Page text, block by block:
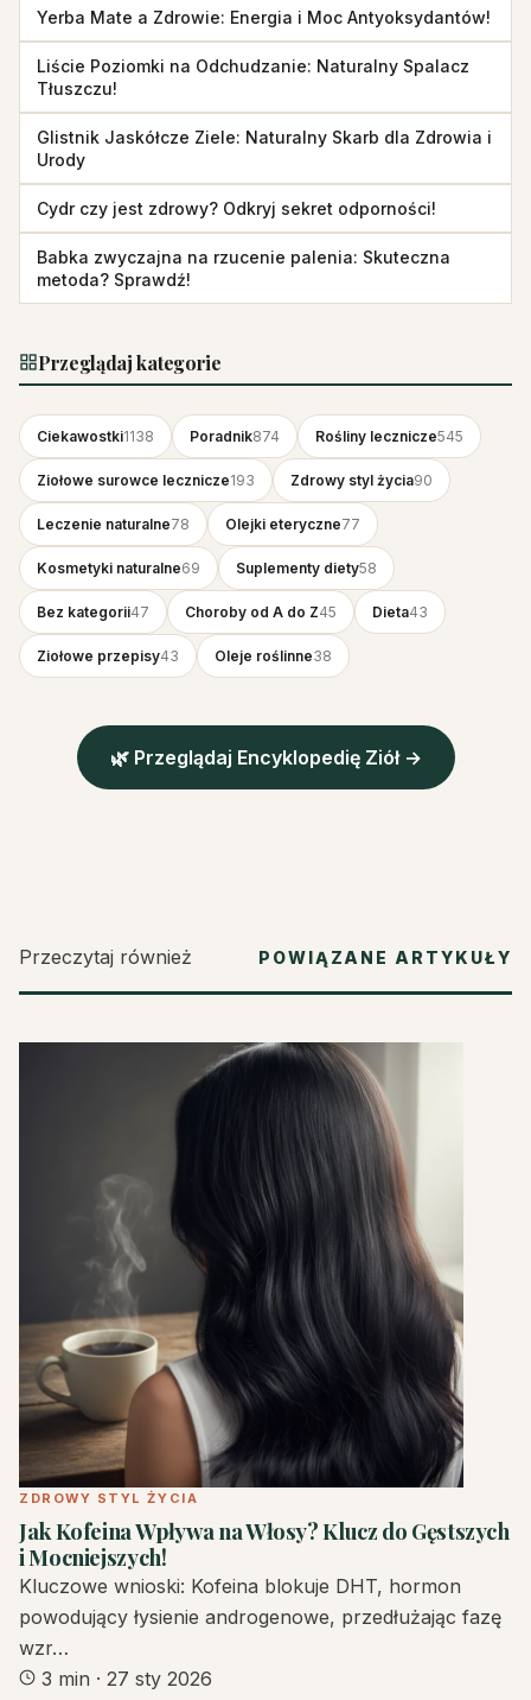
Yerba Mate a Zdrowie: Energia i Moc Antyoksydantów!
Liście Poziomki na Odchudzanie: Naturalny Spalacz
Tłuszczu!
Glistnik Jaskółcze Ziele: Naturalny Skarb dla Zdrowia i
Urody
Cydr czy jest zdrowy? Odkryj sekret odporności!
Babka zwyczajna na rzucenie palenia: Skuteczna
metoda? Sprawdź!
Przeglądaj kategorie
Ciekawostki1138 Poradnik874 Rośliny lecznicze545
Ziołowe surowce lecznicze193 Zdrowy styl życia90
Leczenie naturalne78 Olejki eteryczne77
Kosmetyki naturalne69 Suplementy diety58
Bez kategorii47 Choroby od A do Z45 Dieta43
Ziołowe przepisy43 Oleje roślinne38
🌿 Przeglądaj Encyklopedię Ziół →
Przeczytaj również POWIĄZANE ARTYKUŁY
ZDROWY STYL ŻYCIA
Jak Kofeina Wpływa na Włosy? Klucz do Gęstszych
i Mocniejszych!
Kluczowe wnioski: Kofeina blokuje DHT, hormon
powodujący łysienie androgenowe, przedłużając fazę
wzr…
3 min · 27 sty 2026